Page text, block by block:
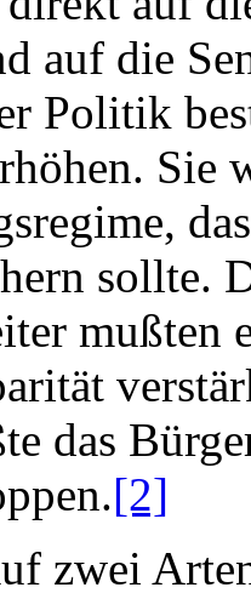
auf die
Politik
Sie
sollte.
mußten
das
[2]
zwei